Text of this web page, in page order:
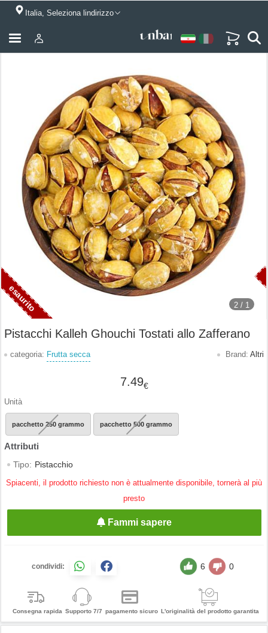
Italia, Seleziona lindirizzo
2 / 1
Pistacchi Kalleh Ghouchi Tostati allo Zafferano
categoria: Frutta secca Brand: Altri
7.49€
Unità
pacchetto 250 grammo pacchetto 500 grammo
Tipo: Pistacchio
Spiacenti, il prodotto richiesto non è attualmente disponibile, tornerà al più
presto
Fammi sapere
condividi: 6 0
Consegna rapida Supporto 7/7 pagamento sicuro L'originalità del prodotto garantita